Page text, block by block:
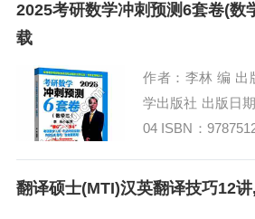
2025考研数学冲刺预测6套卷(数
载
作者：李林 编 出
学出版社 出版日
04 ISBN：
翻译硕士(MTI)汉英翻译技巧12